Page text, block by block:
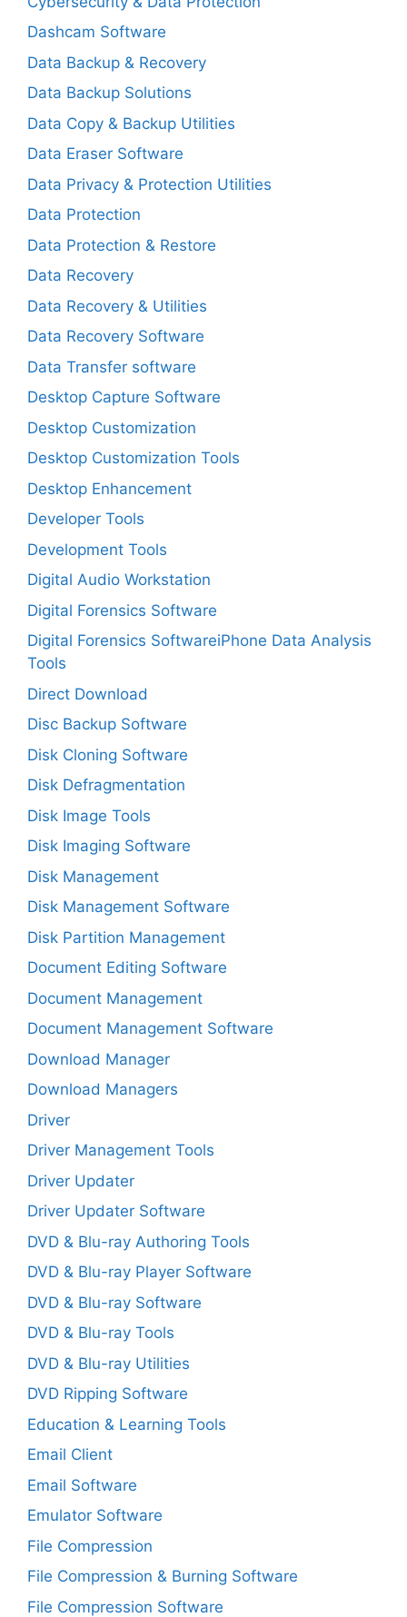
Dashcam Software
Data Backup & Recovery
Data Backup Solutions
Data Copy & Backup Utilities
Data Eraser Software
Data Privacy & Protection Utilities
Data Protection
Data Protection & Restore
Data Recovery
Data Recovery & Utilities
Data Recovery Software
Data Transfer software
Desktop Capture Software
Desktop Customization
Desktop Customization Tools
Desktop Enhancement
Developer Tools
Development Tools
Digital Audio Workstation
Digital Forensics Software
Digital Forensics SoftwareiPhone Data Analysis
Tools
Direct Download
Disc Backup Software
Disk Cloning Software
Disk Defragmentation
Disk Image Tools
Disk Imaging Software
Disk Management
Disk Management Software
Disk Partition Management
Document Editing Software
Document Management
Document Management Software
Download Manager
Download Managers
Driver
Driver Management Tools
Driver Updater
Driver Updater Software
DVD & Blu-ray Authoring Tools
DVD & Blu-ray Player Software
DVD & Blu-ray Software
DVD & Blu-ray Tools
DVD & Blu-ray Utilities
DVD Ripping Software
Education & Learning Tools
Email Client
Email Software
Emulator Software
File Compression
File Compression & Burning Software
File Compression Software